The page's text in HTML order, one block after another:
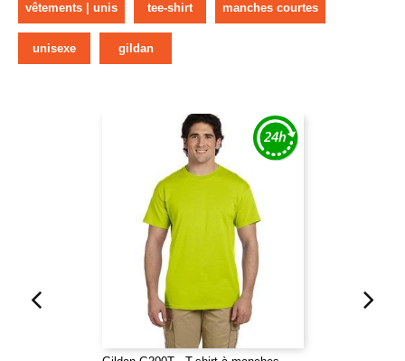
vêtements | unis tee-shirt manches courtes
unisexe gildan